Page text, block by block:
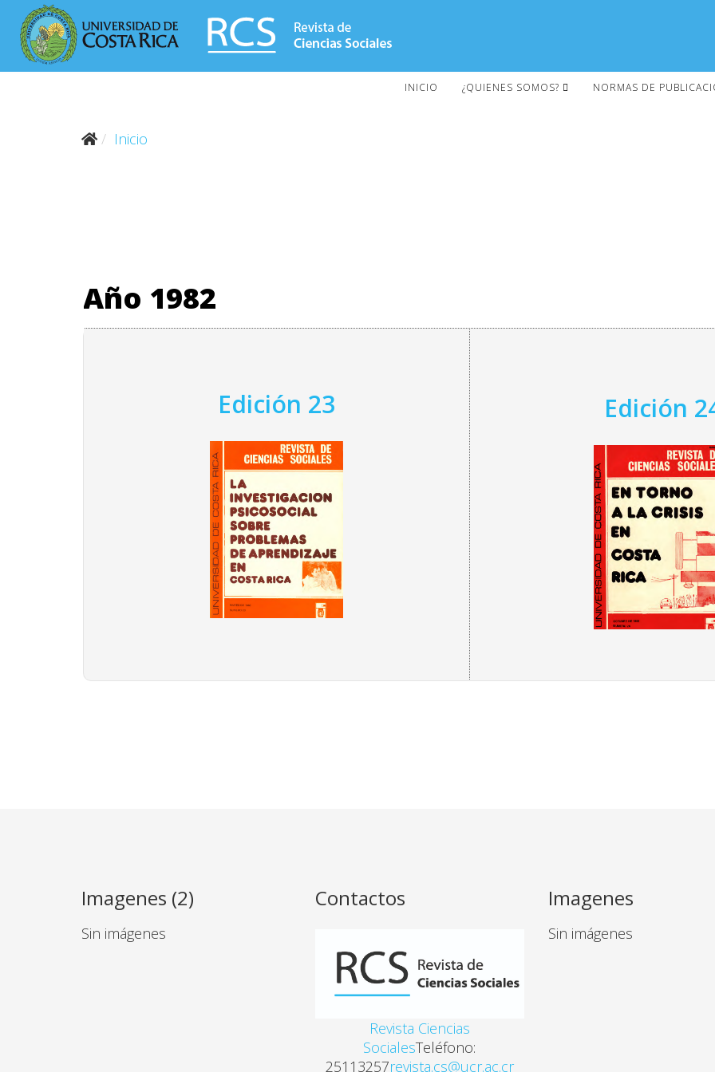
INICIO ¿QUIENES SOMOS? NORMAS DE
Inicio
Año 1982
Edición 23 Edición
Imagenes (2)
Sin imágenes
Contactos
Revista Ciencias
SocialesTeléfono:
25113257revista.cs@ucr.ac.cr
Imagenes
Sin imágenes